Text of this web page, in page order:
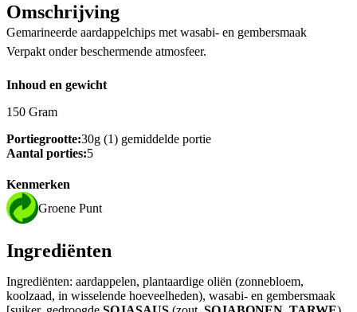
Omschrijving
Gemarineerde aardappelchips met wasabi- en gembersmaak
Verpakt onder beschermende atmosfeer.
Inhoud en gewicht
150 Gram
Portiegrootte:30g (1) gemiddelde portie
Aantal porties:5
Kenmerken
Groene Punt
Ingrediënten
Ingrediënten: aardappelen, plantaardige oliën (zonnebloem,
koolzaad, in wisselende hoeveelheden), wasabi- en gembersmaak